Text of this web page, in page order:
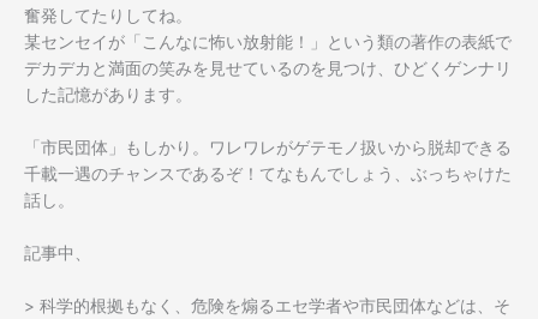
奮発してたりしてね。
某センセイが「こんなに怖い放射能！」という類の著作の表紙で
デカデカと満面の笑みを見せているのを見つけ、ひどくゲンナリ
した記憶があります。
「市民団体」もしかり。ワレワレがゲテモノ扱いから脱却できる
千載一遇のチャンスであるぞ！てなもんでしょう、ぶっちゃけた
話し。
記事中、
> 科学的根拠もなく、危険を煽るエセ学者や市民団体などは、そ